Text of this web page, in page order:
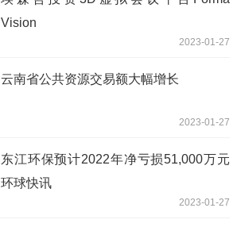
Vision
2023-01-27
云南省公共资源交易额大幅增长
2023-01-27
东江环保预计2022年净亏损51,000万元
环球快讯
2023-01-27